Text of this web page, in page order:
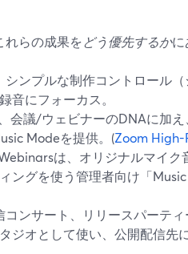
れらの成果をどう優先するかに
ンプルな制作コントロール
音にフォーカス。
会議/ウェビナーのDNAに加
Modeを提供。(Zoom
は、オリジナルマイ
ングを使う管理者向け「
コンサート、リリースパーテ
ジオとして使い、公開配信先